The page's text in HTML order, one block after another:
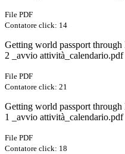
File PDF
Contatore click: 14
Getting world passport
2 _avvio attività_calendario.pdf
File PDF
Contatore click: 21
Getting world passport
1 _avvio attività_calendario.pdf
File PDF
Contatore click: 18